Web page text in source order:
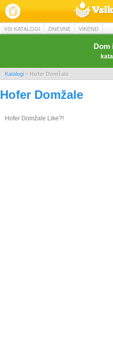
VSI KATALOGI DNEVNE VIKEND
Dom
Katalogi » Hofer Domžale
Hofer Domžale
Hofer Domžale Like?!